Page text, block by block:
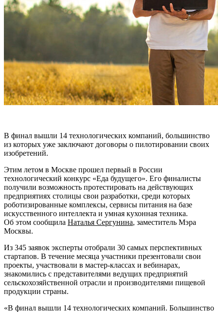
В финал вышли 14 технологических компаний, большинство
из которых уже заключают договоры о пилотировании своих
изобретений.
Этим летом в Москве прошел первый в России
технологический конкурс «Еда будущего». Его финалисты
получили возможность протестировать на действующих
предприятиях столицы свои разработки, среди которых
роботизированные комплексы, сервисы питания на базе
искусственного интеллекта и умная кухонная техника.
Об этом сообщила Наталья Сергунина, заместитель Мэра
Москвы.
Из 345 заявок эксперты отобрали 30 самых перспективных
стартапов. В течение месяца участники презентовали свои
проекты, участвовали в мастер-классах и вебинарах,
знакомились с представителями ведущих предприятий
сельскохозяйственной отрасли и производителями пищевой
продукции страны.
«В финал вышли 14 технологических компаний. Большинство